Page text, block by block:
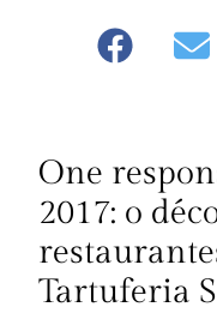
One
2017: o
Tartuferia